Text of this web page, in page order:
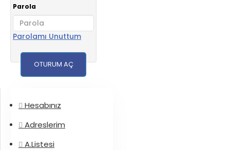
Parola
Parolamı Unuttum
OTURUM AÇ
Hesabınız
Adreslerim
A.Listesi